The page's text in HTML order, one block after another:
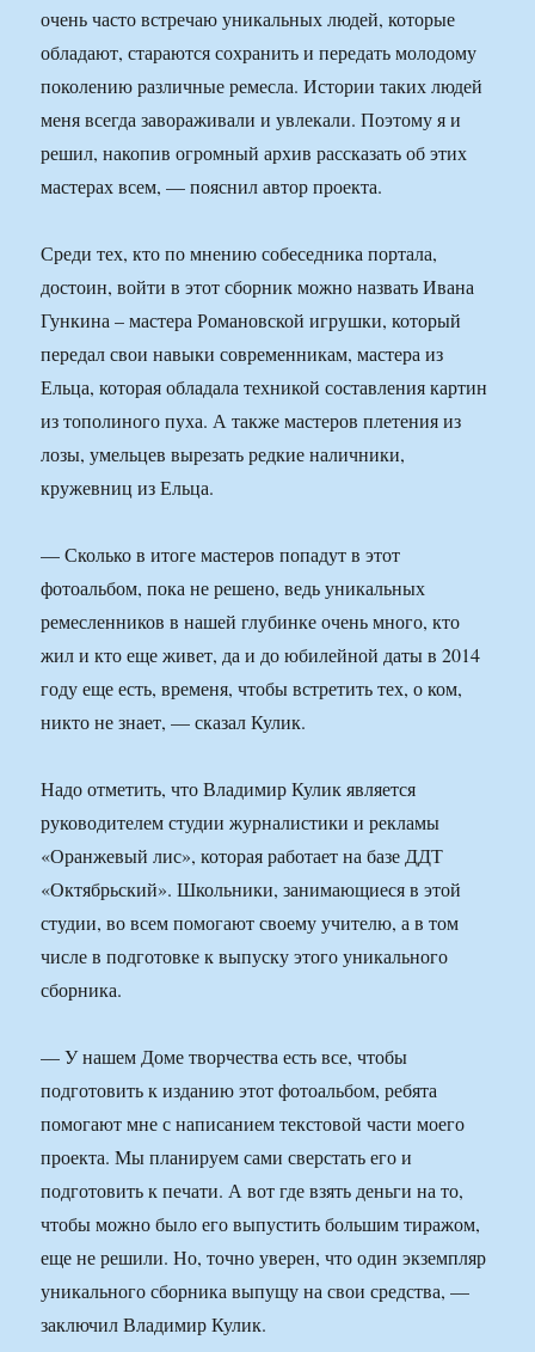
очень часто встречаю уникальных людей, которые
обладают, стараются сохранить и передать молодому
поколению различные ремесла. Истории таких людей
меня всегда завораживали и увлекали. Поэтому я и
решил, накопив огромный архив рассказать об этих
мастерах всем, — пояснил автор проекта.
Среди тех, кто по мнению собеседника портала,
достоин, войти в этот сборник можно назвать Ивана
Гункина – мастера Романовской игрушки, который
передал свои навыки современникам, мастера из
Ельца, которая обладала техникой составления картин
из тополиного пуха. А также мастеров плетения из
лозы, умельцев вырезать редкие наличники,
кружевниц из Ельца.
— Сколько в итоге мастеров попадут в этот
фотоальбом, пока не решено, ведь уникальных
ремесленников в нашей глубинке очень много, кто
жил и кто еще живет, да и до юбилейной даты в 2014
году еще есть, временя, чтобы встретить тех, о ком,
никто не знает, — сказал Кулик.
Надо отметить, что Владимир Кулик является
руководителем студии журналистики и рекламы
«Оранжевый лис», которая работает на базе ДДТ
«Октябрьский». Школьники, занимающиеся в этой
студии, во всем помогают своему учителю, а в том
числе в подготовке к выпуску этого уникального
сборника.
— У нашем Доме творчества есть все, чтобы
подготовить к изданию этот фотоальбом, ребята
помогают мне с написанием текстовой части моего
проекта. Мы планируем сами сверстать его и
подготовить к печати. А вот где взять деньги на то,
чтобы можно было его выпустить большим тиражом,
еще не решили. Но, точно уверен, что один экземпляр
уникального сборника выпущу на свои средства, —
заключил Владимир Кулик.